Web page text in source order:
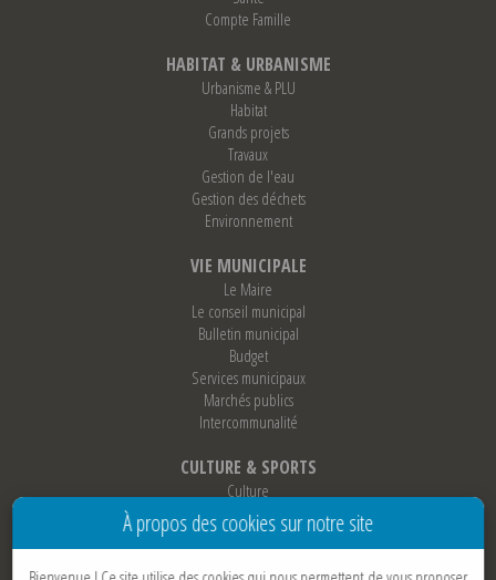
Compte Famille
HABITAT & URBANISME
Urbanisme & PLU
Habitat
Grands projets
Travaux
Gestion de l'eau
Gestion des déchets
Environnement
VIE MUNICIPALE
Le Maire
Le conseil municipal
Bulletin municipal
Budget
Services municipaux
Marchés publics
Intercommunalité
CULTURE & SPORTS
Culture
Sports
Loisirs
Associations
À propos des cookies sur notre site